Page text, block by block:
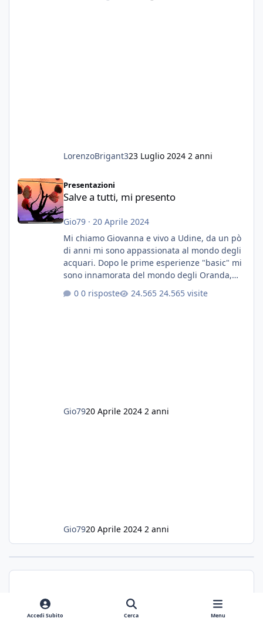
LorenzoBrigant323 Luglio 2024 2 anni
Presentazioni
Salve a tutti, mi presento
Gio79· 20 Aprile 2024
Mi chiamo Giovanna e vivo a Udine, da un pò
di anni mi sono appassionata al mondo degli
acquari. Dopo le prime esperienze "basic" mi
sono innamorata del mondo degli Oranda,
E' stata una bella scuola per quanto riguarda
0 risposte 24.565 visite
Gio7920 Aprile 2024 2 anni
Gio7920 Aprile 2024 2 anni
Accedi Subito Cerca Menu